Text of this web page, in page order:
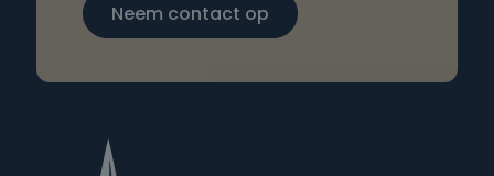
Neem contact op